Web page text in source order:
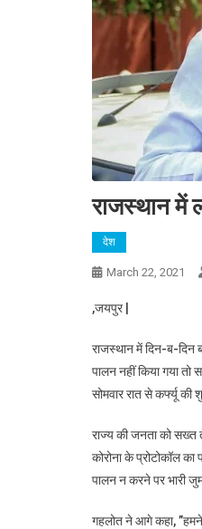
राजस्थान में
देश
March 22, 2021
,जयपुर |
राजस्थान में दिन-ब-दिन
पालन नहीं किया गया
सोमवार रात से कर्फ्यू की
राज्य की जनता को सख्त
कोरोना के प्रोटोकॉल
पालन न करने पर भारी
गहलोत ने आगे कहा,